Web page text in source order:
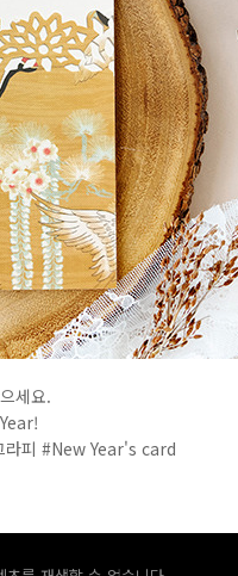
세요.
라피 #New Year's card